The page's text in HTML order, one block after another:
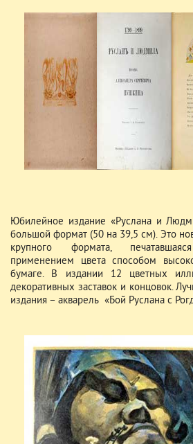
Юбилейное издание «Руслана и
большой формат (50 на 39,5 см). Это
крупного формата,
применением цвета способом
бумаге. В издании 12 цветных
декоративных заставок и концовок.
издания – акварель «Бой Руслана с